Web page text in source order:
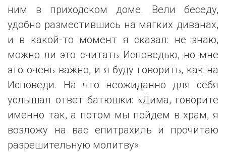
ним в приходском доме. Вели беседу,
удобно разместившись на мягких диванах,
и в какой-то момент я сказал: не знаю,
можно ли это считать Исповедью, но мне
это очень важно, и я буду говорить, как на
Исповеди. На что неожиданно для себя
услышал ответ батюшки: «Дима, говорите
именно так, а потом мы пойдем в храм, я
возложу на вас епитрахиль и прочитаю
разрешительную молитву».